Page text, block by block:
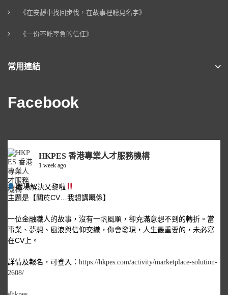
《在安靜中找回步伐，在故事裡聽見名字》
《一份不能辜負的信任》
常用連結
Facebook
HKPES 香港專業人才服務機構
1 week ago
職場解決又黎啦
主題是【關於CV…我想講嘅係】
一位金融職人的故事，沒有一帆風順，卻充滿意想不到的轉折。當
事業、夢想、風浪與信仰交織，你會發現，人生最重要的，未必寫
在CV上。
詳情及報名，可登入： https://hkpes.com/activity/marketplace-solution-
2608/